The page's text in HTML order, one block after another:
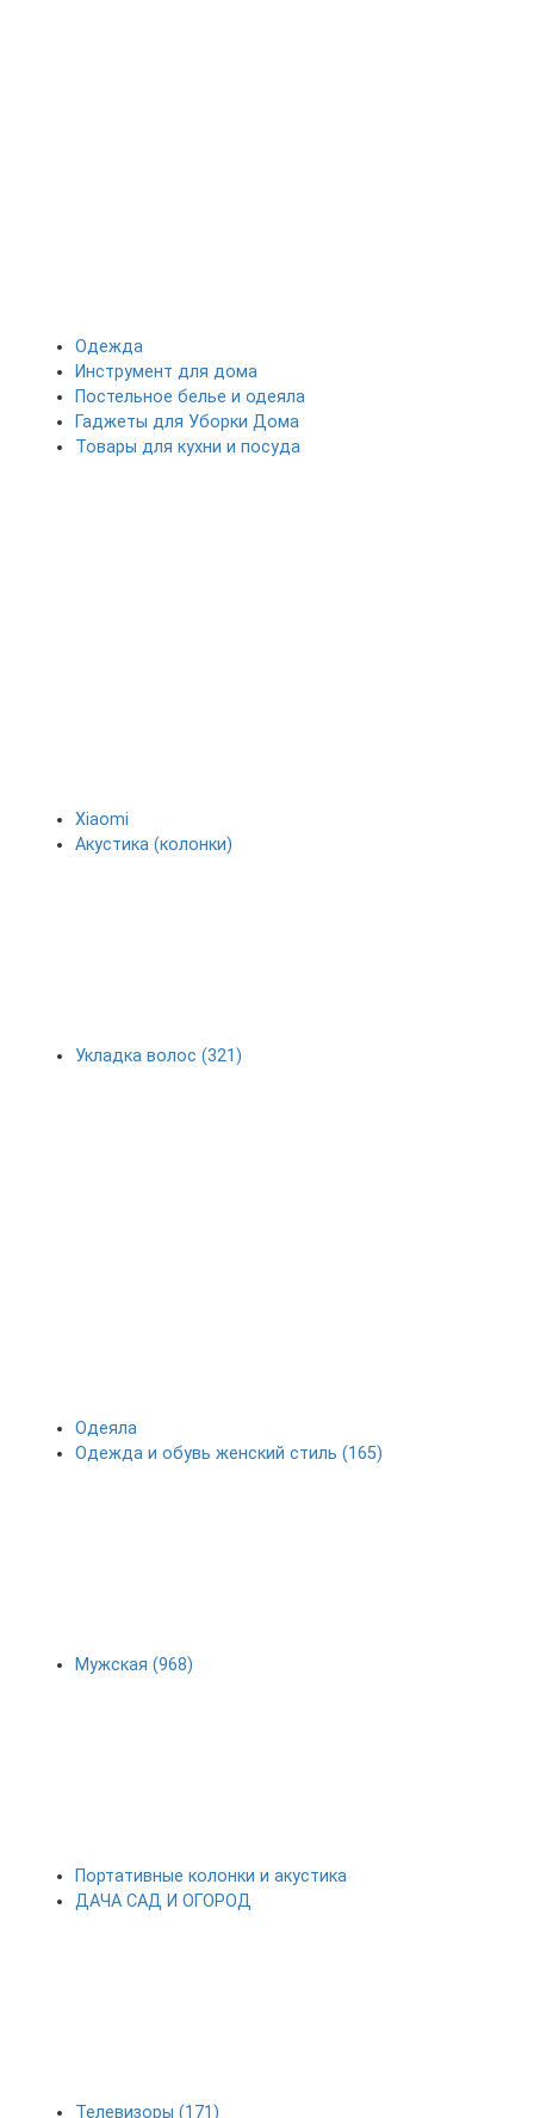
Одежда
Инструмент для дома
Постельное белье и одеяла
Гаджеты для Уборки Дома
Товары для кухни и посуда
Xiaomi
Акустика (колонки)
Укладка волос (321)
Одеяла
Одежда и обувь женский стиль (165)
Мужская (968)
Портативные колонки и акустика
ДАЧА САД И ОГОРОД
Телевизоры (171)